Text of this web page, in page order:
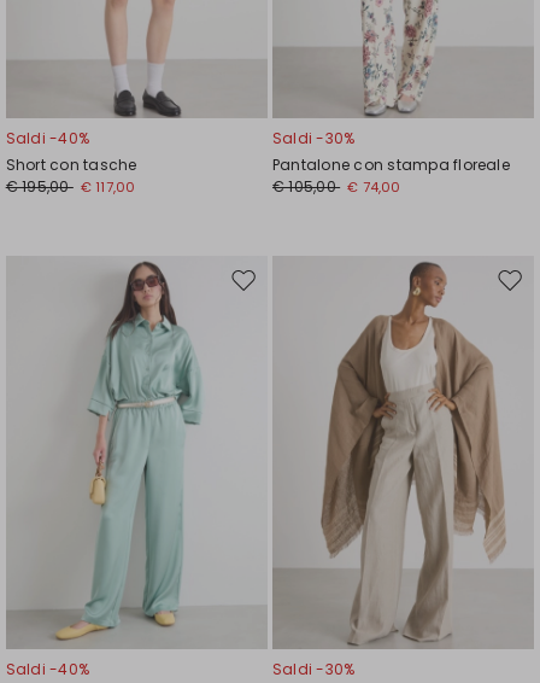
Saldi -40%
Short con tasche
€ 195,00 € 117,00
Saldi -30%
Pantalone con stampa floreale
€ 105,00 € 74,00
Sposta
Saldi -40%
Saldi -30%